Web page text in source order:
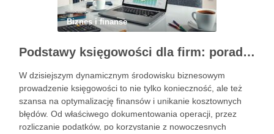
Biznes i finanse
Podstawy księgowości dla firm: porady, narzędzia i nowoczesne rozwiązania
W dzisiejszym dynamicznym środowisku biznesowym
prowadzenie księgowości to nie tylko konieczność, ale też
szansa na optymalizację finansów i unikanie kosztownych
błędów. Od właściwego dokumentowania operacji, przez
rozliczanie podatków, po korzystanie z nowoczesnych